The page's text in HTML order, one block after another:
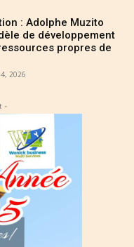
: Adolphe Muzito
de développement
propres de
2026
-